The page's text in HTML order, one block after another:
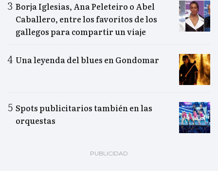
Borja Iglesias, Ana Peleteiro o Abel
Caballero, entre los favoritos de los
gallegos para compartir un viaje
Una leyenda del blues en Gondomar
Spots publicitarios también en las
orquestas